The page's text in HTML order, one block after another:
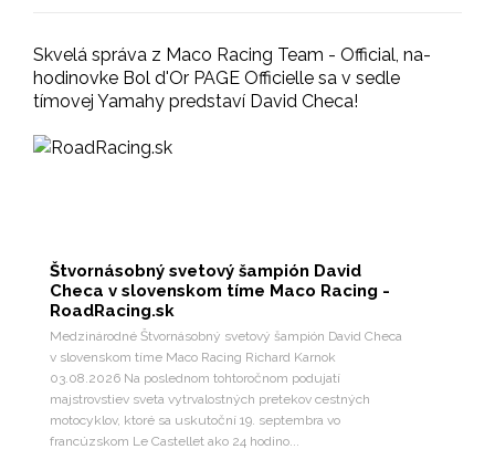
Skvelá správa z Maco Racing Team - Official, na-
hodinovke Bol d'Or PAGE Officielle sa v sedle
tímovej Yamahy predstaví David Checa!
Štvornásobný svetový šampión David
Checa v slovenskom tíme Maco Racing -
RoadRacing.sk
Medzinárodné Štvornásobný svetový šampión David Checa
v slovenskom tíme Maco Racing Richard Karnok
03.08.2026 Na poslednom tohtoročnom podujatí
majstrovstiev sveta vytrvalostných pretekov cestných
motocyklov, ktoré sa uskutoční 19. septembra vo
francúzskom Le Castellet ako 24 hodino...